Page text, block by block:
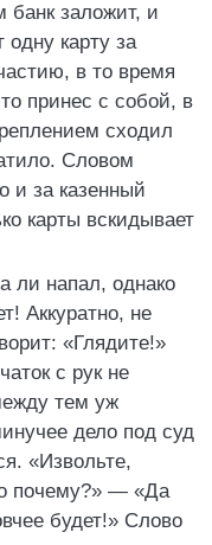
заложит, и
карту за
в то время
принес с собой, в
сходил
Словом
и за казенный
карты вскидывает
ли напал, однако
Аккуратно, не
«Глядите!»
с рук не
тем уж
дело под суд
«Извольте,
почему?» — «Да
будет!» Слово